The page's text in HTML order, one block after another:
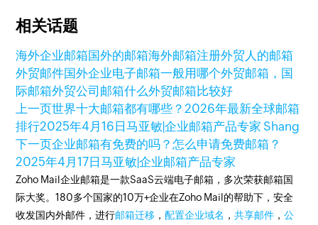
相关话题
海外企业邮箱国外的邮箱海外邮箱注册外贸人的邮箱
外贸邮件国外企业电子邮箱一般用哪个外贸邮箱，国
际邮箱外贸公司邮箱什么外贸邮箱比较好
上一页世界十大邮箱都有哪些？2026年最新全球邮箱
排行2025年4月16日马亚敏|企业邮箱产品专家 Shang
下一页企业邮箱有免费的吗？怎么申请免费邮箱？
2025年4月17日马亚敏|企业邮箱产品专家
Zoho Mail企业邮箱是一款SaaS云端电子邮箱，多次荣获邮箱国
际大奖。180多个国家的10万+企业在Zoho Mail的帮助下，安全
收发国内外邮件，进行邮箱迁移 ，配置企业域名 ，共享邮件 ，公